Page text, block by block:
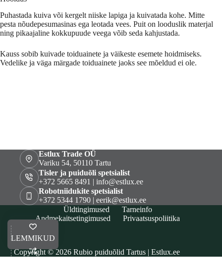
Puhastada kuiva või kergelt niiske lapiga ja kuivatada kohe. Mitte
pesta nõudepesumasinas ega leotada vees. Puit on looduslik materjal
ning pikaajaline kokkupuude veega võib seda kahjustada.
Kauss sobib kuivade toiduainete ja väikeste esemete hoidmiseks.
Vedelike ja väga märgade toiduainete jaoks see mõeldud ei ole.
Estlux Trade OÜ
Variku 54, 50110 Tartu
Tisler ja puiduõli spetsialist
+372 5665 8491 | info@estlux.ee
Robotniidukite spetsialist
+372 5344 1790 | eerik@estlux.ee
Üldtingimused
Tarneinfo
Andmekaitsetingimused
Privaatsuspoliitika
Copyright © 2026 Rubio puiduõlid Tartus | Estlux.ee
LEMMIKUD